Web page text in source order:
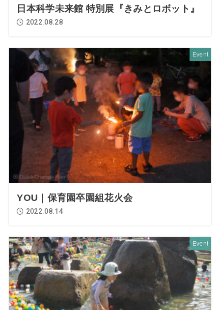
日本科学未来館 特別展『きみとロボット』
2022.08.28
Event
YOU｜保育園卒園組花火会
2022.08.14
Event